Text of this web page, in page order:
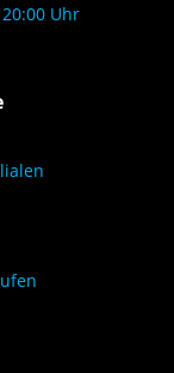
Uhr